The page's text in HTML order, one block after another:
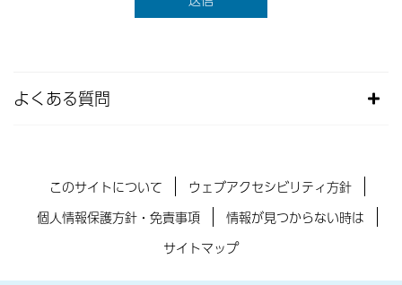
よくある質問
このサイトについて
ウェブアクセシビリティ方針
個人情報保護方針・免責事項
情報が見つからない時は
サイトマップ